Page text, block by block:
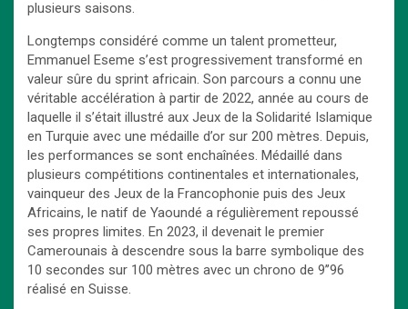
plusieurs saisons.
Longtemps considéré comme un talent prometteur,
Emmanuel Eseme s’est progressivement transformé en
valeur sûre du sprint africain. Son parcours a connu une
véritable accélération à partir de 2022, année au cours de
laquelle il s’était illustré aux Jeux de la Solidarité Islamique
en Turquie avec une médaille d’or sur 200 mètres. Depuis,
les performances se sont enchaînées. Médaillé dans
plusieurs compétitions continentales et internationales,
vainqueur des Jeux de la Francophonie puis des Jeux
Africains, le natif de Yaoundé a régulièrement repoussé
ses propres limites. En 2023, il devenait le premier
Camerounais à descendre sous la barre symbolique des
10 secondes sur 100 mètres avec un chrono de 9’’96
réalisé en Suisse.